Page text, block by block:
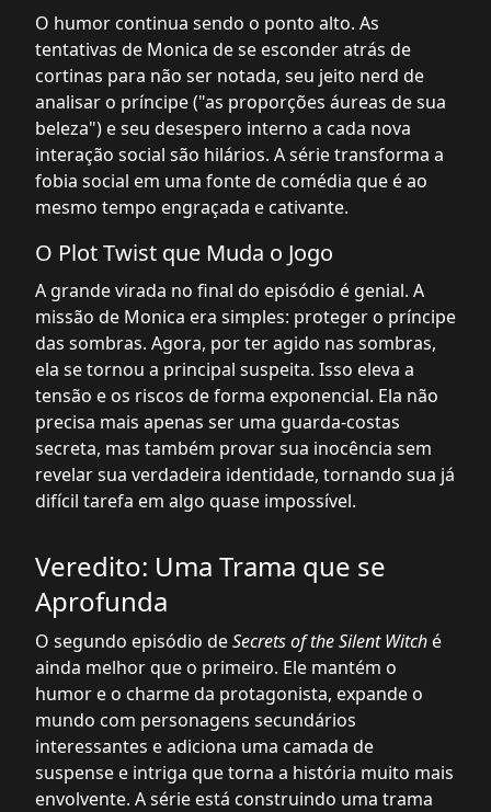
O humor continua sendo o ponto alto. As
tentativas de Monica de se esconder atrás de
cortinas para não ser notada, seu jeito nerd de
analisar o príncipe ("as proporções áureas de sua
beleza") e seu desespero interno a cada nova
interação social são hilários. A série transforma a
fobia social em uma fonte de comédia que é ao
mesmo tempo engraçada e cativante.
O Plot Twist que Muda o Jogo
A grande virada no final do episódio é genial. A
missão de Monica era simples: proteger o príncipe
das sombras. Agora, por ter agido nas sombras,
ela se tornou a principal suspeita. Isso eleva a
tensão e os riscos de forma exponencial. Ela não
precisa mais apenas ser uma guarda-costas
secreta, mas também provar sua inocência sem
revelar sua verdadeira identidade, tornando sua já
difícil tarefa em algo quase impossível.
Veredito: Uma Trama que se
Aprofunda
O segundo episódio deSecrets of the Silent Witch é
ainda melhor que o primeiro. Ele mantém o
humor e o charme da protagonista, expande o
mundo com personagens secundários
interessantes e adiciona uma camada de
suspense e intriga que torna a história muito mais
envolvente. A série está construindo uma trama